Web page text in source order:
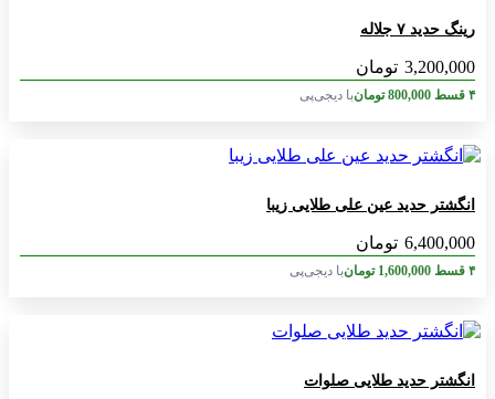
رینگ حدید ۷ جلاله
3,200,000 تومان
۴ قسط 800,000 تومانبا دیجی‌پی
انگشتر حدید عین علی طلایی زیبا
6,400,000 تومان
۴ قسط 1,600,000 تومانبا دیجی‌پی
انگشتر حدید طلایی صلوات